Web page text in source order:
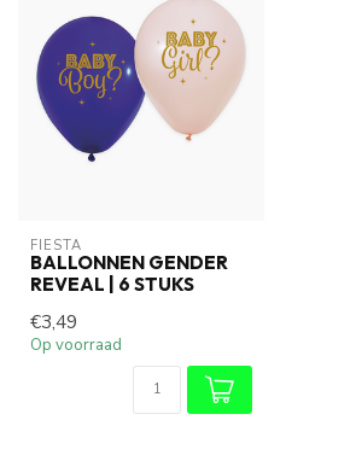
FIESTA
BALLONNEN GENDER
REVEAL | 6 STUKS
€3,49
Op voorraad